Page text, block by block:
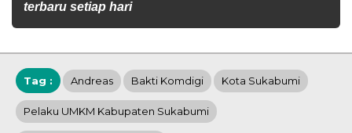
terbaru setiap hari
Tag : Andreas Bakti Komdigi Kota Sukabumi
Pelaku UMKM Kabupaten Sukabumi